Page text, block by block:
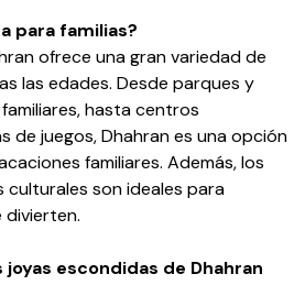
para familias?
ofrece una gran variedad de
las edades. Desde parques y
hasta centros
de juegos, Dhahran es una opción
familiares. Además, los
culturales son ideales para
divierten.
joyas escondidas de Dhahran